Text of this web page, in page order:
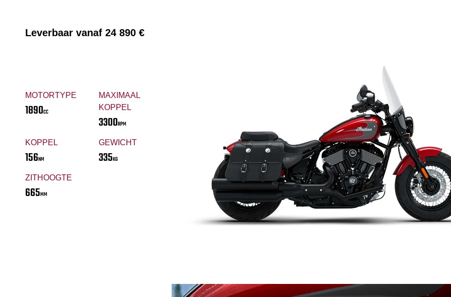
Leverbaar vanaf 24 890 €
MOTORTYPE
1890CC
MAXIMAAL
KOPPEL
3300RPM
KOPPEL
156NM
GEWICHT
335KG
ZITHOOGTE
665MM